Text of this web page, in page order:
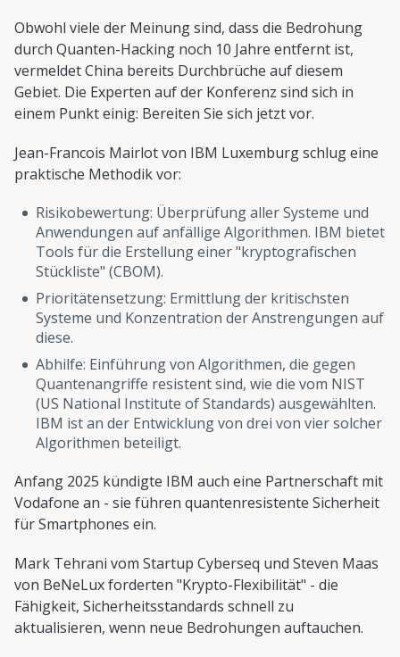
Obwohl viele der Meinung sind, dass die Bedrohung
durch Quanten-Hacking noch 10 Jahre entfernt ist,
vermeldet China bereits Durchbrüche auf diesem
Gebiet. Die Experten auf der Konferenz sind sich in
einem Punkt einig: Bereiten Sie sich jetzt vor.
Jean-Francois Mairlot von IBM Luxemburg schlug eine
praktische Methodik vor:
Risikobewertung: Überprüfung aller Systeme und
Anwendungen auf anfällige Algorithmen. IBM bietet
Tools für die Erstellung einer "kryptografischen
Stückliste" (CBOM).
Prioritätensetzung: Ermittlung der kritischsten
Systeme und Konzentration der Anstrengungen auf
diese.
Abhilfe: Einführung von Algorithmen, die gegen
Quantenangriffe resistent sind, wie die vom NIST
(US National Institute of Standards) ausgewählten.
IBM ist an der Entwicklung von drei von vier solcher
Algorithmen beteiligt.
Anfang 2025 kündigte IBM auch eine Partnerschaft mit
Vodafone an - sie führen quantenresistente Sicherheit
für Smartphones ein.
Mark Tehrani vom Startup Cyberseq und Steven Maas
von BeNeLux forderten "Krypto-Flexibilität" - die
Fähigkeit, Sicherheitsstandards schnell zu
aktualisieren, wenn neue Bedrohungen auftauchen.